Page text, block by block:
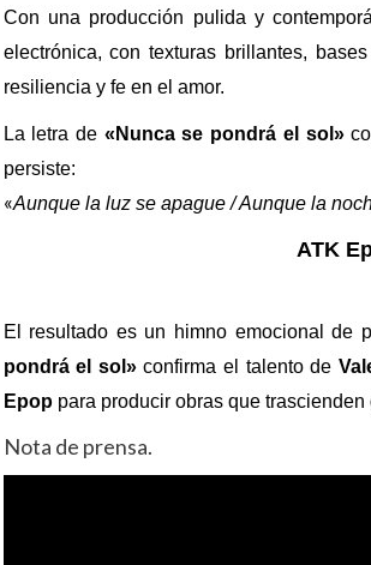
Con una producción pulida y
electrónica, con texturas brillantes,
resiliencia y fe en el amor.
La letra de «Nunca se pondrá el sol»
persiste:
«Aunque la luz se apague / Aunque la
ATK
El resultado es un himno emocional de
pondrá el sol»confirma el talento de
Epoppara producir obras que trascienden
Nota de prensa.